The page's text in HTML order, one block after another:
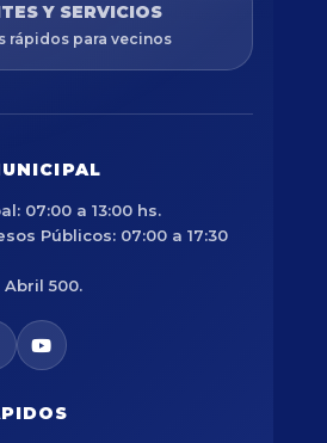
Y SERVICIOS
rápidos para vecinos
07:00 a 13:00 hs.
Públicos: 07:00 a 17:30
Abril 500.